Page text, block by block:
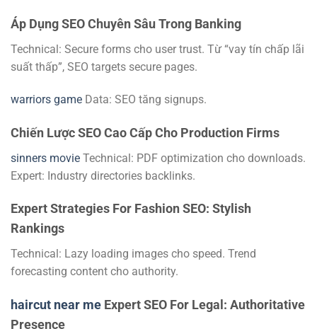
Áp Dụng SEO Chuyên Sâu Trong Banking
Technical: Secure forms cho user trust. Từ “vay tín chấp lãi
suất thấp”, SEO targets secure pages.
warriors game Data: SEO tăng signups.
Chiến Lược SEO Cao Cấp Cho Production Firms
sinners movie Technical: PDF optimization cho downloads.
Expert: Industry directories backlinks.
Expert Strategies For Fashion SEO: Stylish
Rankings
Technical: Lazy loading images cho speed. Trend
forecasting content cho authority.
haircut near me Expert SEO For Legal: Authoritative
Presence